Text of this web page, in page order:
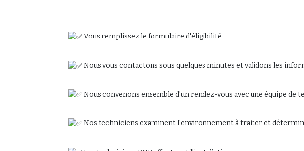
Vous remplissez le formulaire d'éligibilité.
Nous vous contactons sous quelques minutes et validons les
Nous convenons ensemble d'un rendez-vous avec une équipe de
Nos techniciens examinent l'environnement à traiter et